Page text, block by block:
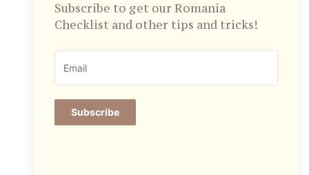
Subscribe to get our Romania
Checklist and other tips and tricks!
Subscribe